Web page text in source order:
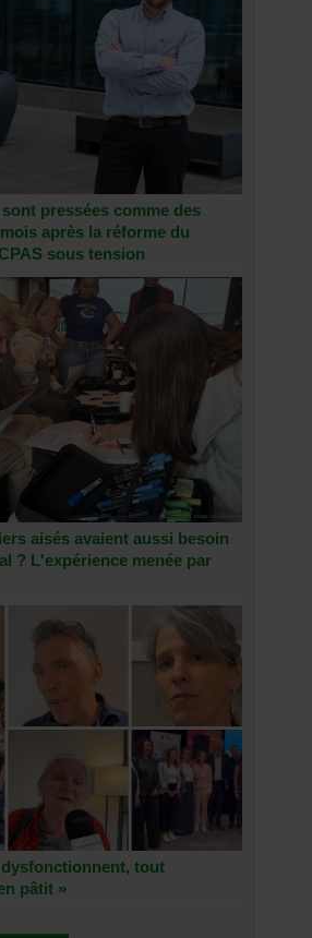
pressées comme des
après la réforme du
sous tension
aisés avaient aussi besoin
? L'expérience menée par
dysfonctionnent, tout
pâtit »